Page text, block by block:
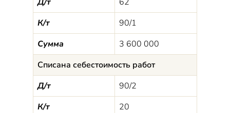
К/т
90/1
Сумма
3 600 000
Списана себестоимость работ
Д/т
90/2
К/т
20